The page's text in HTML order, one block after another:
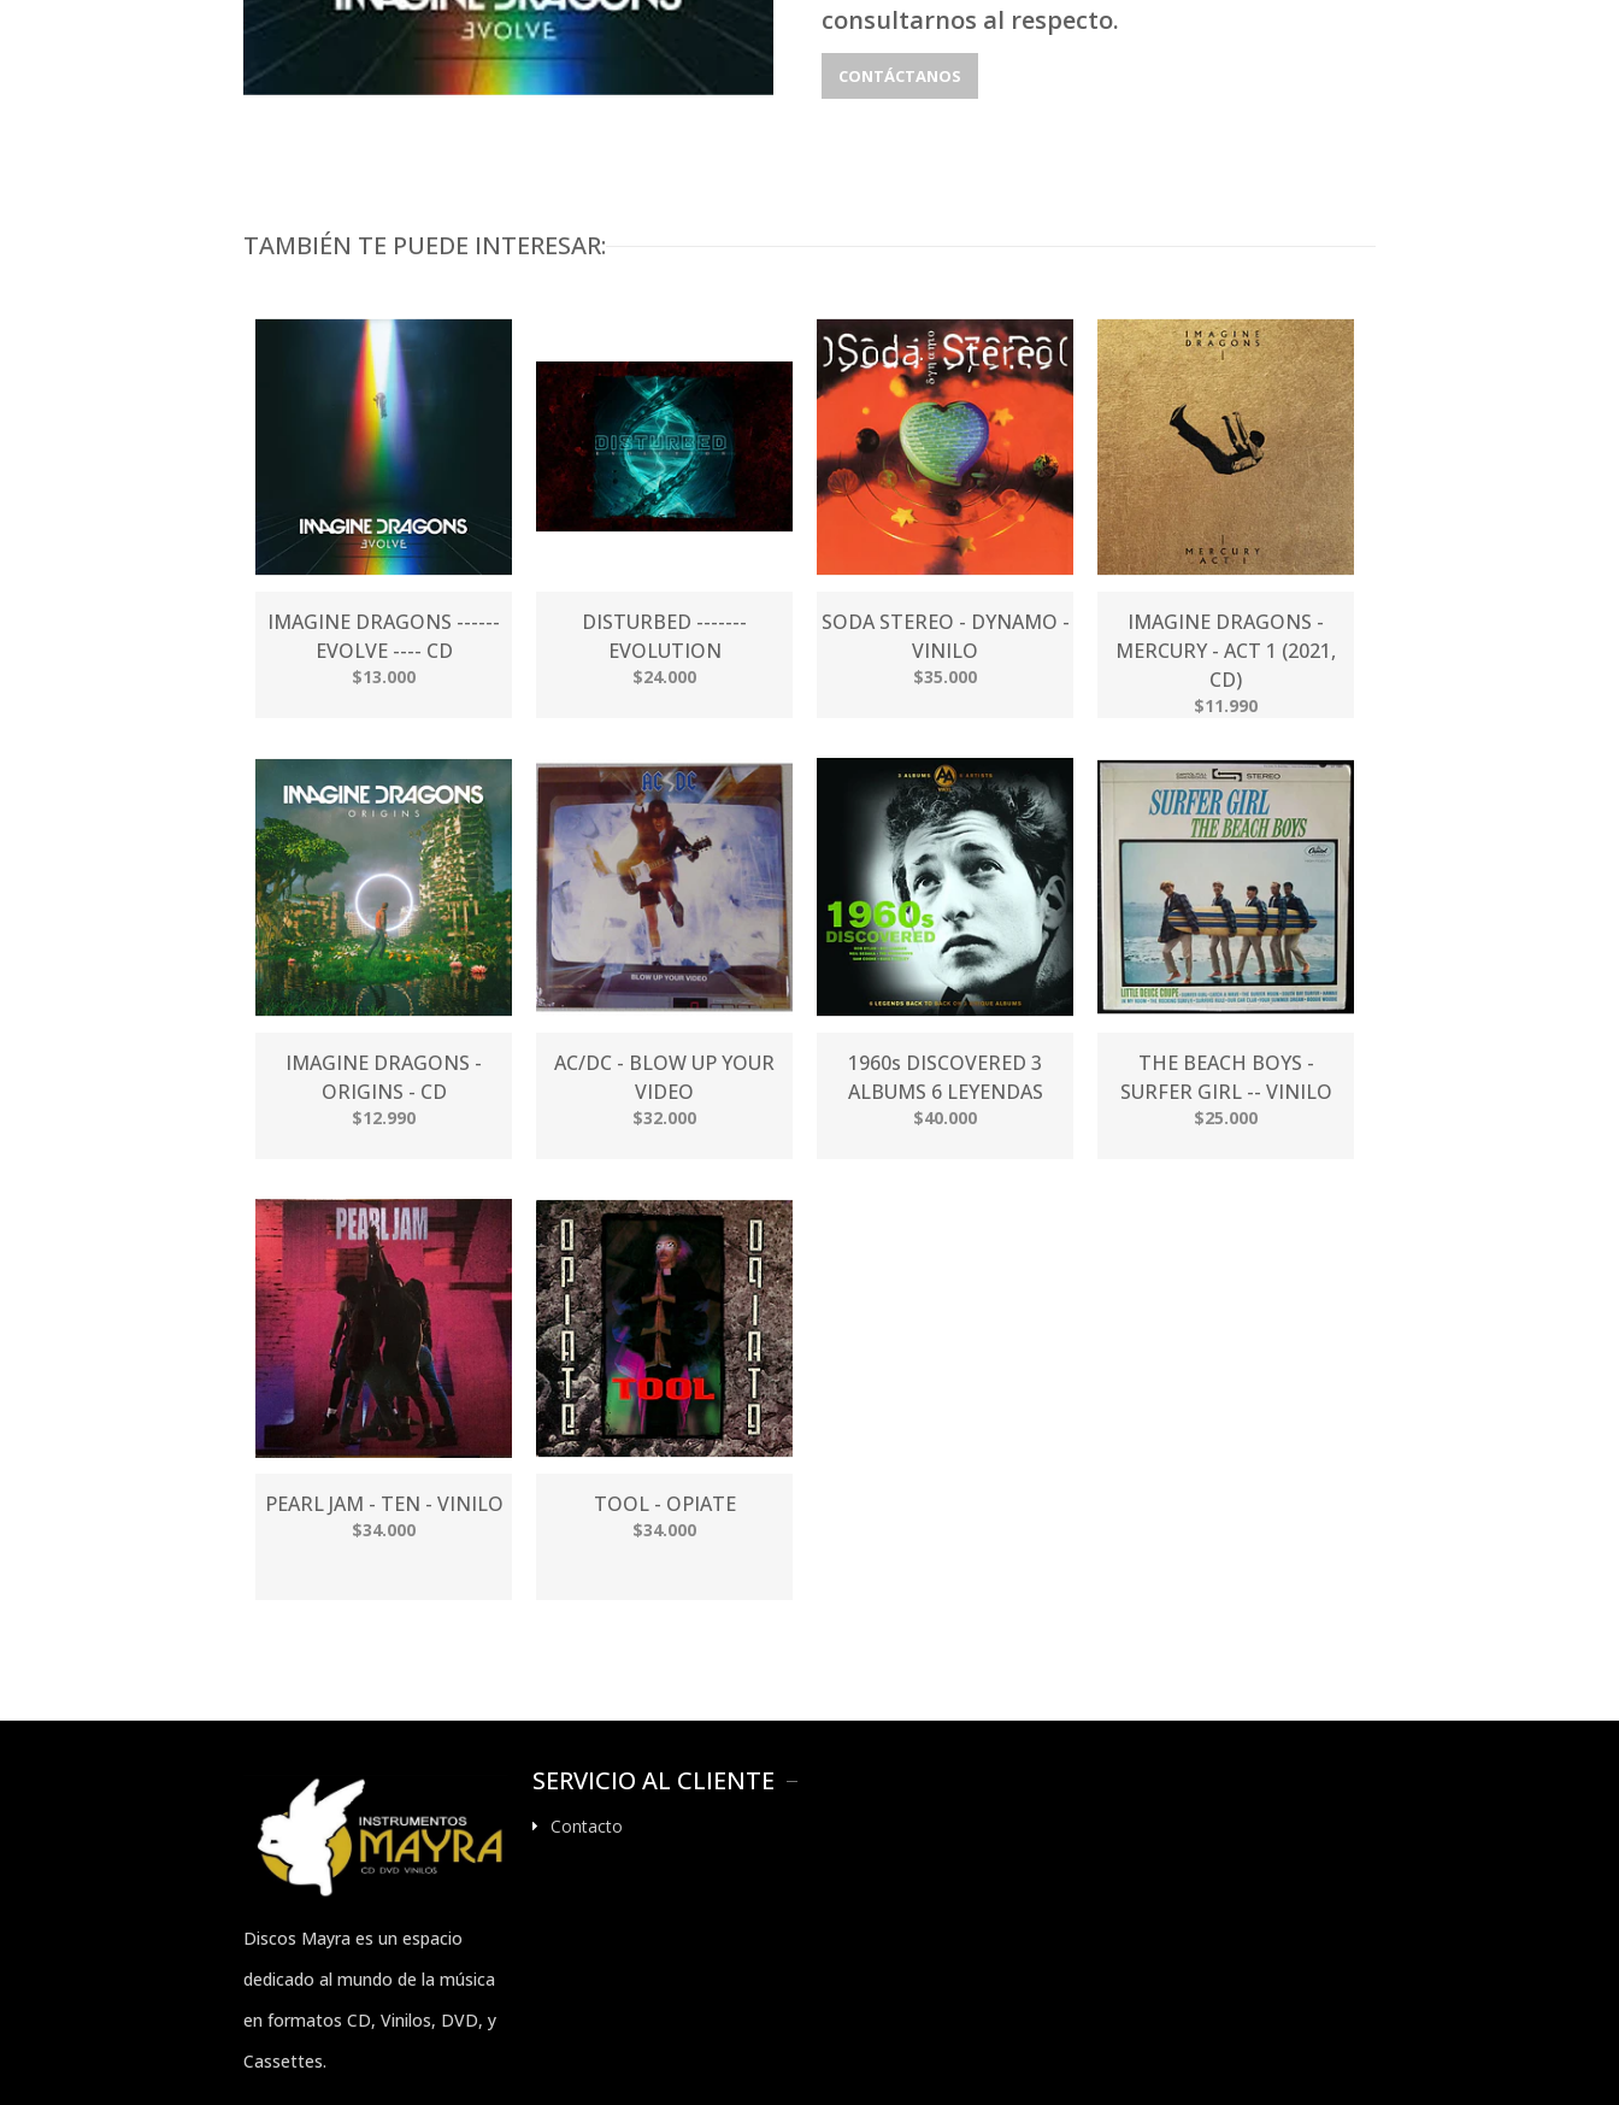
consultarnos al respecto.
CONTÁCTANOS
TAMBIÉN TE PUEDE INTERESAR:
IMAGINE DRAGONS ------
EVOLVE ---- CD
$13.000
DISTURBED -------
EVOLUTION
$24.000
SODA STEREO - DYNAMO -
VINILO
$35.000
IMAGINE DRAGONS -
MERCURY - ACT 1 (2021,
CD)
$11.990
IMAGINE DRAGONS -
ORIGINS - CD
$12.990
AC/DC - BLOW UP YOUR
VIDEO
$32.000
1960s DISCOVERED 3
ALBUMS 6 LEYENDAS
$40.000
THE BEACH BOYS -
SURFER GIRL -- VINILO
$25.000
PEARL JAM - TEN - VINILO
$34.000
TOOL - OPIATE
$34.000
Discos Mayra es un espacio
dedicado al mundo de la música
en formatos CD, Vinilos, DVD, y
Cassettes.
SERVICIO AL CLIENTE
Contacto